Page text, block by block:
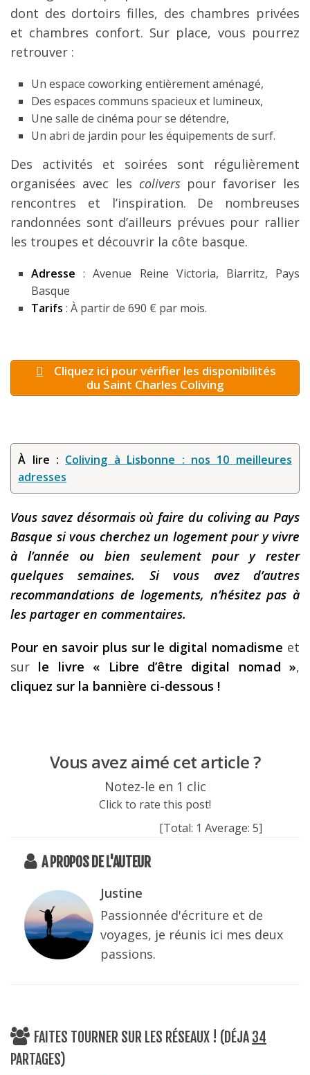
dont des dortoirs filles, des chambres privées
et chambres confort. Sur place, vous pourrez
retrouver :
Un espace coworking entièrement aménagé,
Des espaces communs spacieux et lumineux,
Une salle de cinéma pour se détendre,
Un abri de jardin pour les équipements de surf.
Des activités et soirées sont régulièrement
organisées avec les coliverspour favoriser les
rencontres et l’inspiration. De nombreuses
randonnées sont d’ailleurs prévues pour rallier
les troupes et découvrir la côte basque.
Adresse : Avenue Reine Victoria, Biarritz, Pays
Basque
Tarifs : À partir de 690 € par mois.
Cliquez ici pour vérifier les disponibilités
du Saint Charles Coliving
À lire : Coliving à Lisbonne : nos 10 meilleures
adresses
Vous savez désormais où faire du coliving au Pays
Basque si vous cherchez un logement pour y vivre
à l’année ou bien seulement pour y rester
quelques semaines. Si vous avez d’autres
recommandations de logements, n’hésitez pas à
les partager en commentaires.
Pour en savoir plus sur le digital nomadisme et
sur le livre « Libre d’être digital nomad »,
cliquez sur la bannière ci-dessous !
Vous avez aimé cet article ?
Notez-le en 1 clic
Click to rate this post!
[Total: 1 Average: 5]
A PROPOS DE L'AUTEUR
Justine
Passionnée d'écriture et de
voyages, je réunis ici mes deux
passions.
FAITES TOURNER SUR LES RÉSEAUX ! (DÉJA 34
PARTAGES)